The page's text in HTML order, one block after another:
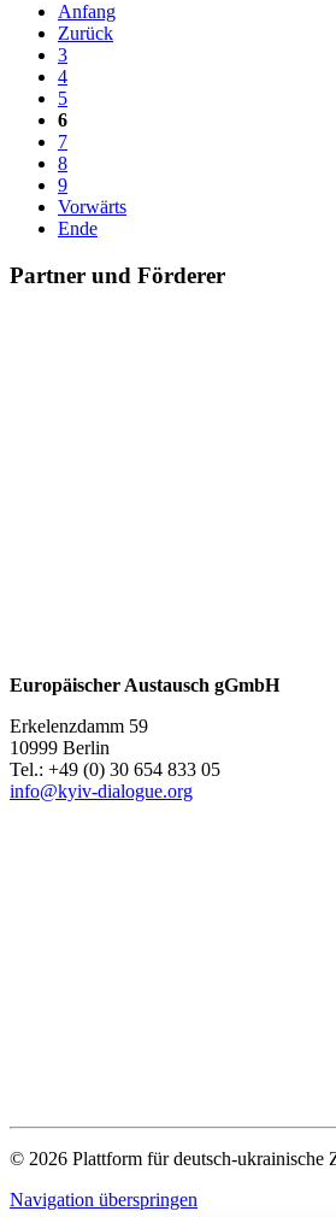
Anfang
Zurück
3
4
5
6
7
8
9
Vorwärts
Ende
Partner und Förderer
Europäischer Austausch gGmbH
Erkelenzdamm 59
10999 Berlin
Теl.: +49 (0) 30 654 833 05
info@kyiv-dialogue.org
© 2026 Plattform für deutsch-ukrainische
Navigation überspringen